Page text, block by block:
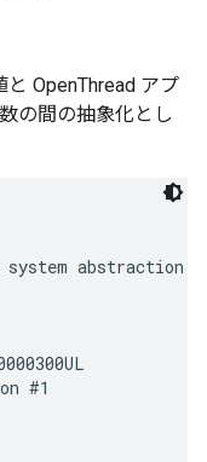
OpenThread アプ
の間の抽象化とし
abstraction for
#1